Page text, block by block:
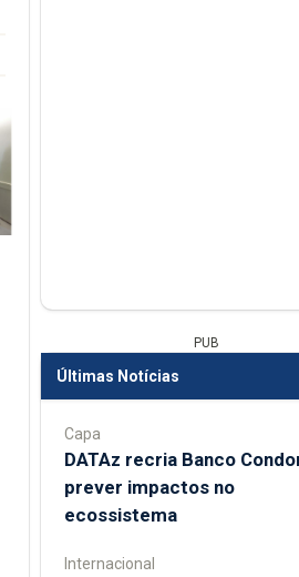
PUB
Últimas Notícias
Capa
DATAz recria Banco
prever impactos no
ecossistema
Internacional